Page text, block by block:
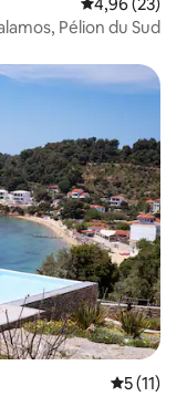
Pélion du Sud
5 (11)